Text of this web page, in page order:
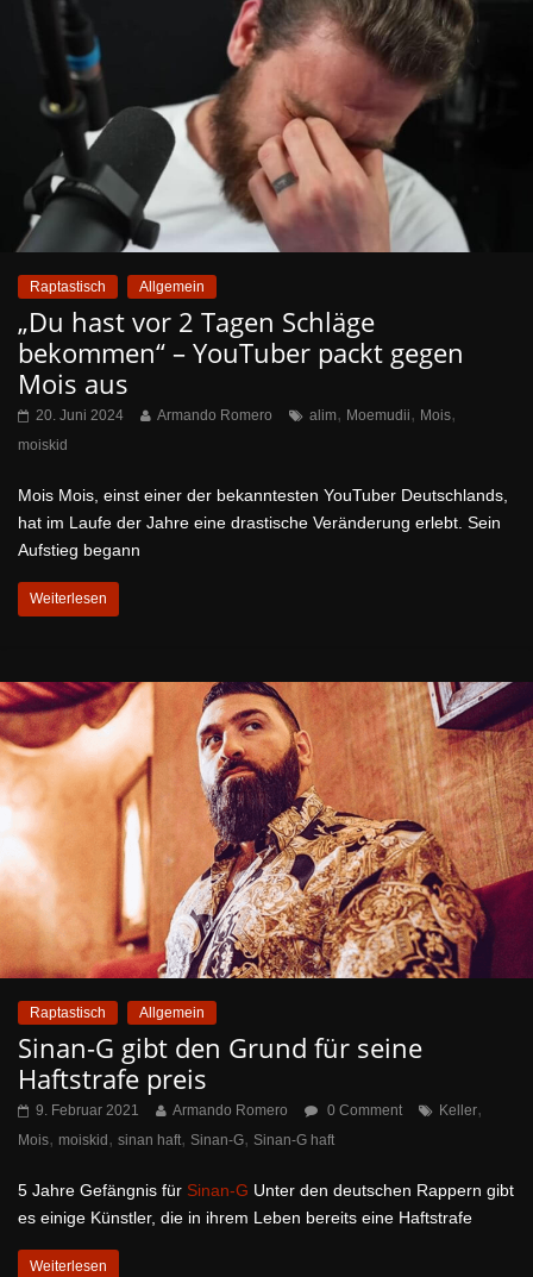
Raptastisch Allgemein
„Du hast vor 2 Tagen Schläge
bekommen“ – YouTuber packt gegen
Mois aus
20. Juni 2024 Armando Romero alim, Moemudii, Mois,
moiskid
Mois Mois, einst einer der bekanntesten YouTuber Deutschlands,
hat im Laufe der Jahre eine drastische Veränderung erlebt. Sein
Aufstieg begann
Weiterlesen
Raptastisch Allgemein
Sinan-G gibt den Grund für seine
Haftstrafe preis
9. Februar 2021 Armando Romero 0 Comment Keller,
Mois, moiskid , sinan haft, Sinan-G, Sinan-G haft
5 Jahre Gefängnis für Sinan-G Unter den deutschen Rappern gibt
es einige Künstler, die in ihrem Leben bereits eine Haftstrafe
Weiterlesen